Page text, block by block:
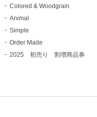
Colored & Woodgrain
Animal
Simple
Order Made
2025 初売り 割増商品券